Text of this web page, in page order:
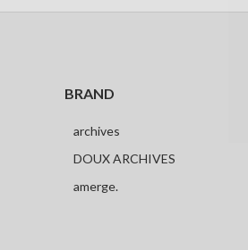
BRAND
archives
DOUX ARCHIVES
amerge.